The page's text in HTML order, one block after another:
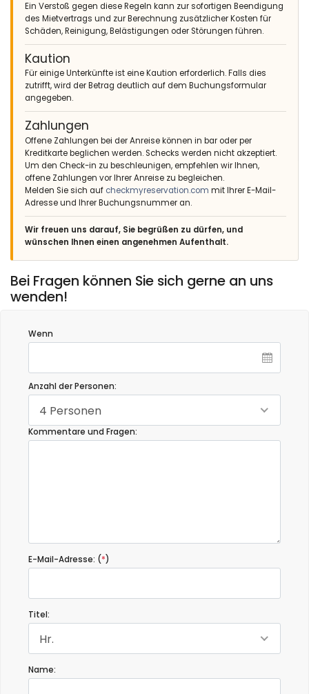
Ein Verstoß gegen diese Regeln kann zur sofortigen Beendigung
des Mietvertrags und zur Berechnung zusätzlicher Kosten für
Schäden, Reinigung, Belästigungen oder Störungen führen.
Kaution
Für einige Unterkünfte ist eine Kaution erforderlich. Falls dies
zutrifft, wird der Betrag deutlich auf dem Buchungsformular
angegeben.
Zahlungen
Offene Zahlungen bei der Anreise können in bar oder per
Kreditkarte beglichen werden. Schecks werden nicht akzeptiert.
Um den Check-in zu beschleunigen, empfehlen wir Ihnen,
offene Zahlungen vor Ihrer Anreise zu begleichen.
Melden Sie sich auf checkmyreservation.com mit Ihrer E-Mail-
Adresse und Ihrer Buchungsnummer an.
Wir freuen uns darauf, Sie begrüßen zu dürfen, und
wünschen Ihnen einen angenehmen Aufenthalt.
Bei Fragen können Sie sich gerne an uns
wenden!
Wenn
Anzahl der Personen:
4 Personen
Kommentare und Fragen:
E-Mail-Adresse: (*)
Titel:
Hr.
Name: